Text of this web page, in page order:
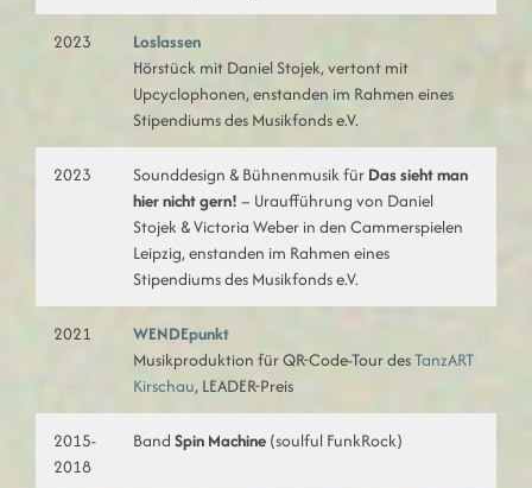
2023
Loslassen
Hörstück mit Daniel Stojek, vertont mit
Upcyclophonen, enstanden im Rahmen eines
Stipendiums des Musikfonds e.V.
2023 Sounddesign & Bühnenmusik für Das sieht man
hier nicht gern! – Uraufführung von Daniel
Stojek & Victoria Weber in den Cammerspielen
Leipzig, enstanden im Rahmen eines
Stipendiums des Musikfonds e.V.
2021
WENDEpunkt
Musikproduktion für QR-Code-Tour desTanzART
Kirschau, LEADER-Preis
2015-
2018
BandSpin Machine (soulful FunkRock)